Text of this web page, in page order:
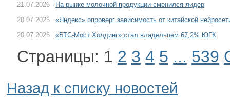
21.07.2026
На рынке молочной продукции сменился лидер
20.07.2026
«Яндекс» опроверг зависимость от китайской
20.07.2026
«БТС-Мост Холдинг» стал владельцем 67,2% ЮГК
Страницы: 1 2 3 4 5 ... 539
Назад к списку новостей